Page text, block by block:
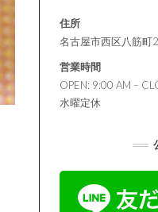
住所
名古屋市西区八筋町
営業時間
OPEN: 9:00 AM –
水曜定休